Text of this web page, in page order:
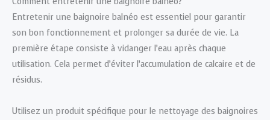
Entretenir une baignoire balnéo est essentiel pour garantir
son bon fonctionnement et prolonger sa durée de vie. La
première étape consiste à vidanger l’eau après chaque
utilisation. Cela permet d’éviter l’accumulation de calcaire et de
résidus.
Utilisez un produit spécifique pour le nettoyage des baignoires